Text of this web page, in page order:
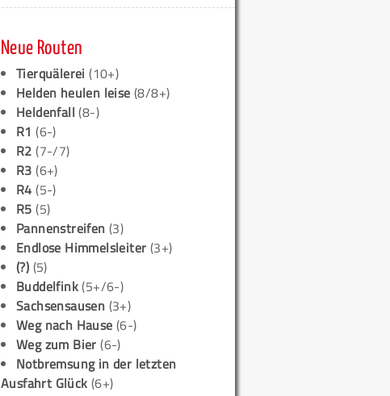
Neue Routen
Tierquälerei (10+)
Helden heulen leise(8/8+)
Heldenfall(8-)
R1 (6-)
R2 (7-/7)
R3 (6+)
R4 (5-)
R5 (5)
Pannenstreifen (3)
Endlose Himmelsleiter (3+)
(?) (5)
Buddelfink(5+/6-)
Sachsensausen (3+)
Weg nach Hause (6-)
Weg zum Bier (6-)
Notbremsung in der letzten
Ausfahrt Glück (6+)